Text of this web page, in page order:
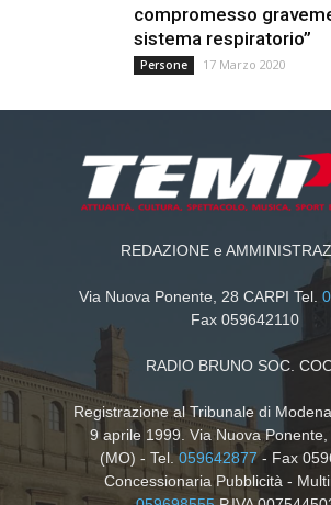
compromesso
sistema respiratorio”
Persone 17 Marzo 2020
REDAZIONE e
Via Nuova Ponente, 28 CARPI Tel.
Fax 059642110
RADIO BRUNO SOC.
Registrazione al Tribunale di
9 aprile 1999. Via Nuova
(MO) - Tel.059642877- Fax
Concessionaria Pubblicità -